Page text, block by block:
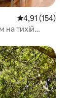
Середня
4,91 (154)
на тихій